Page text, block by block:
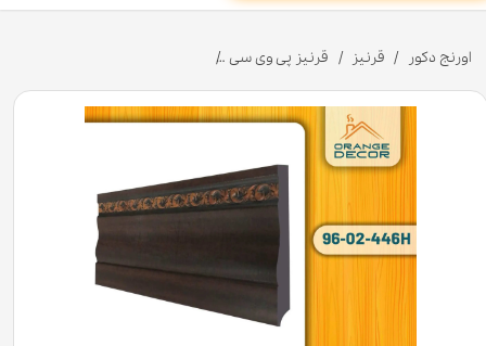
اورنج دکور قرنیز قرنیز پی وی سی